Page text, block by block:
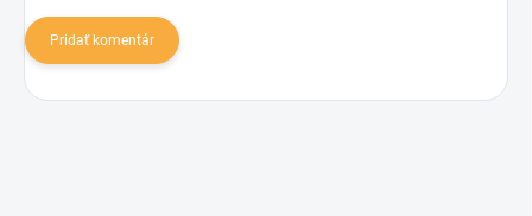
Pridať komentár